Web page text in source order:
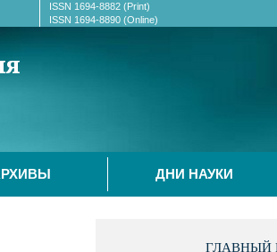
ДНИ НАУКИ
ISSN 1694-8882 (Print)
ISSN 1694-8890 (Online)
ГЛАВНЫЙ